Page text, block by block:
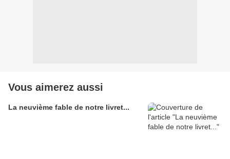
Vous aimerez aussi
La neuvième fable de notre livret...